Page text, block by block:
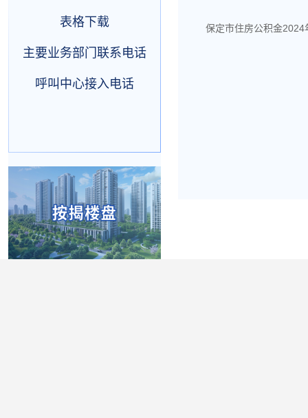
表格下载
主要业务部门联系电话
呼叫中心接入电话
保定市住房公积金2024